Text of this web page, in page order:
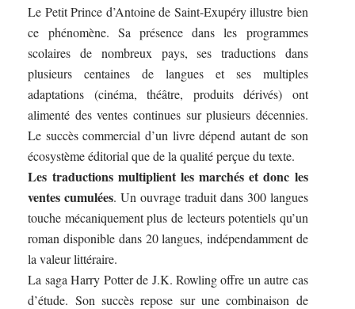
Le Petit Prince d’Antoine de Saint-Exupéry illustre bien
ce phénomène. Sa présence dans les programmes
scolaires de nombreux pays, ses traductions dans
plusieurs centaines de langues et ses multiples
adaptations (cinéma, théâtre, produits dérivés) ont
alimenté des ventes continues sur plusieurs décennies.
Le succès commercial d’un livre dépend autant de son
écosystème éditorial que de la qualité perçue du texte.
Les traductions multiplient les marchés et donc les
ventes cumulées. Un ouvrage traduit dans 300 langues
touche mécaniquement plus de lecteurs potentiels qu’un
roman disponible dans 20 langues, indépendamment de
la valeur littéraire.
La saga Harry Potter de J.K. Rowling offre un autre cas
d’étude. Son succès repose sur une combinaison de